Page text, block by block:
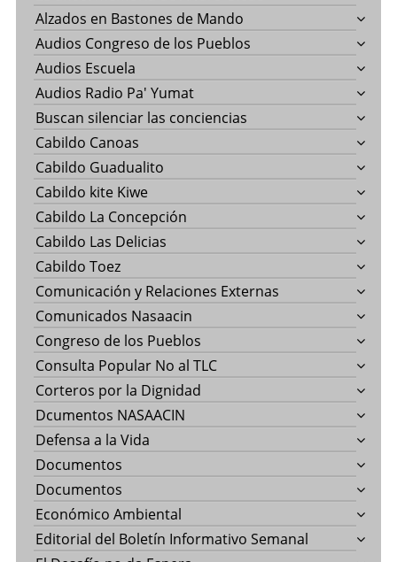
Alzados en Bastones de Mando
Audios Congreso de los Pueblos
Audios Escuela
Audios Radio Pa' Yumat
Buscan silenciar las conciencias
Cabildo Canoas
Cabildo Guadualito
Cabildo kite Kiwe
Cabildo La Concepción
Cabildo Las Delicias
Cabildo Toez
Comunicación y Relaciones Externas
Comunicados Nasaacin
Congreso de los Pueblos
Consulta Popular No al TLC
Corteros por la Dignidad
Dcumentos NASAACIN
Defensa a la Vida
Documentos
Documentos
Económico Ambiental
Editorial del Boletín Informativo Semanal